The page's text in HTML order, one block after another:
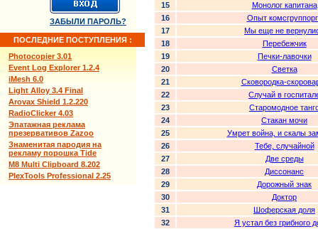
ЗАБЫЛИ ПАРОЛЬ?
ПОСЛЕДНИЕ ПОСТУПЛЕНИЯ :
Photocopier 3.01
Event Log Explorer 1.2.4
iMesh 6.0
Light Alloy 3.4 Final
Arovax Shield 1.2.220
RadioClicker 4.03
Эпатажная реклама
презервативов Zazoo
Знаменитая пародия на
рекламу порошка Tide
M8 Multi Clipboard 8.202
PlexTools Professional 2.25
15
Монолог капитана
16
Опыт
17
Мы еще не
18
Перебежчик
19
Печки-лавочки
20
Светка
21
Сковородка-
22
Случай в
23
Старомодное
24
Стакан мочи
25
Умрет война, и скалы
26
Тебе, случайной
27
Две среды
28
Диссонанс
29
Дорожный знак
30
Доктор
31
Шоферская доля
32
Я устал без грибного